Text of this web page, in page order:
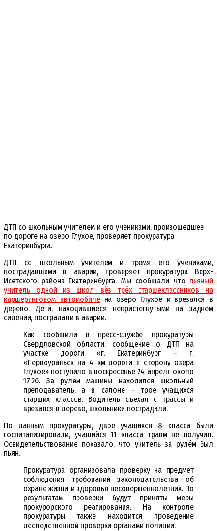
ДТП со школьным учителем и его учениками, произошедшее
по дороге на озеро Глухое, проверяет прокуратура
Екатеринбурга.
ДТП со школьным учителем и тремя его учениками,
пострадавшими в аварии, проверяет прокуратура Верх-
Исетского района Екатеринбурга. Мы сообщали, что пьяный
учитель одной из школ вёз трёх старшеклассников на
каршеринговом автомобилена озеро Глухое и врезался в
дерево. Дети, находившиеся непристёгнутыми на заднем
сидении, пострадали в аварии.
Как сообщили в пресс-службе прокуратуры
Свердловской области, сообщение о ДТП на
участке дороги «г. Екатеринбург – г.
«Первоуральск на 4 км дороги в сторону озера
Глухое» поступило в воскресенье 24 апреля около
17:20. За рулем машины находился школьный
преподаватель, а в салоне – трое учащихся
старших классов. Водитель съехал с трассы и
врезался в дерево, школьники пострадали.
По данным прокуратуры, двое учащихся 8 класса были
госпитализировали, учащийся 11 класса травм не получил.
Освидетельствование показало, что учитель за рулём был
пьян.
Прокуратура организовала проверку на предмет
соблюдения требований законодательства об
охране жизни и здоровья несовершеннолетних. По
результатам проверки будут приняты меры
прокурорского реагирования. На контроле
прокуратуры также находится проведение
доследственной проверки органами полиции.